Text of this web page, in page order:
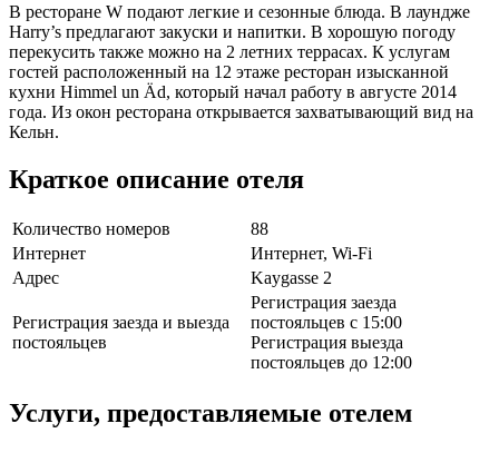
В ресторане W подают легкие и сезонные блюда. В лаундже
Harry’s предлагают закуски и напитки. В хорошую погоду
перекусить также можно на 2 летних террасах. К услугам
гостей расположенный на 12 этаже ресторан изысканной
кухни Himmel un Äd, который начал работу в августе 2014
года. Из окон ресторана открывается захватывающий вид на
Кельн.
Краткое описание отеля
Количество номеров
88
Интернет
Интернет, Wi-Fi
Адрес
Kaygasse 2
Регистрация заезда и выезда
постояльцев
Регистрация заезда
постояльцев с 15:00
Регистрация выезда
постояльцев до 12:00
Услуги, предоставляемые отелем